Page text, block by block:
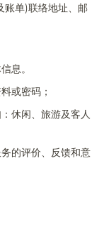
账单)联络地址、邮
息。
或密码；
休闲、旅游及客人
的评价、反馈和意